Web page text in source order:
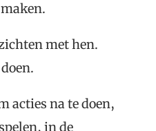
met hen.
acties na te doen,
in de